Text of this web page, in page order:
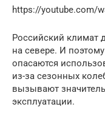
https://youtube.com/
Российский климат
на севере. И
опасаются
из-за сезонных
вызывают
эксплуатации.